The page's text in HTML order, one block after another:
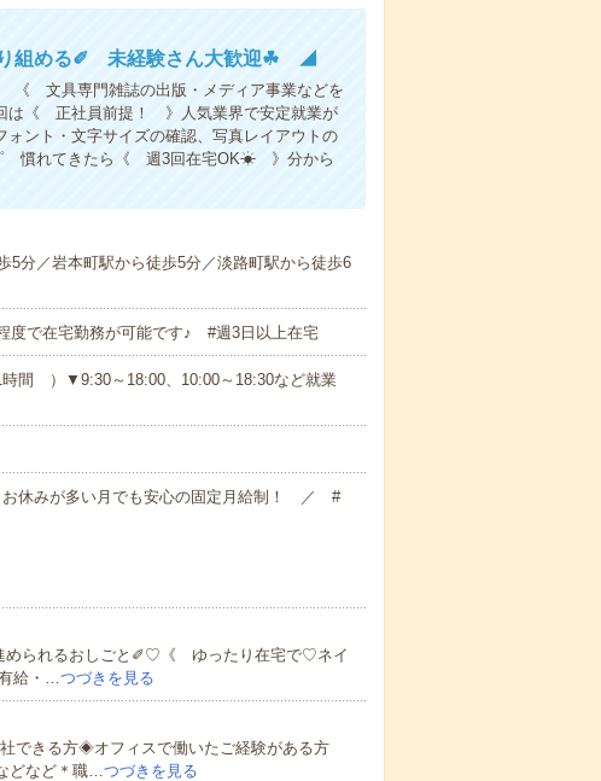
組める✐ 未経験さん大歓迎☘ ◢
文具専門雑誌の出版・メディア事業などを
は《 正社員前提！ 》人気業界で安定就業が
ント・文字サイズの確認、写真レイアウトの
慣れてきたら《 週3回在宅OK☀ 》分から
5分／岩本町駅から徒歩5分／淡路町駅から徒歩6
で在宅勤務が可能です♪ #週3日以上在宅
）▼9:30～18:00、10:00～18:30など就業
みが多い月でも安心の固定月給制！ ／ #
められるおしごと✐♡《 ゆったり在宅で♡ネイ
給・…つづきを見る
きる方◈オフィスで働いたご経験がある方
どなど＊職…つづきを見る